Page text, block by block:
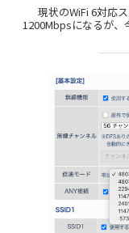
現状のWiFi 6対応
1200Mbpsになるが、